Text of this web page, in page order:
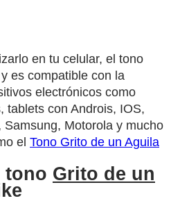
en tu celular, el tono
es compatible con la
electrónicos como
tablets con Androis, IOS,
Samsung, Motorola y mucho
el Tono Grito de un Aguila
tono Grito de un